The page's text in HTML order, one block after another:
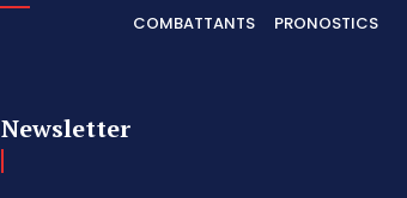
COMBATTANTS
PRONOSTICS
Newsletter